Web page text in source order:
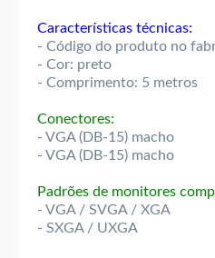
Características técnicas:
- Código do produto no
- Cor: preto
- Comprimento: 5 metros
Conectores:
- VGA (DB-15) macho
- VGA (DB-15) macho
Padrões de monitores
- VGA / SVGA / XGA
- SXGA / UXGA